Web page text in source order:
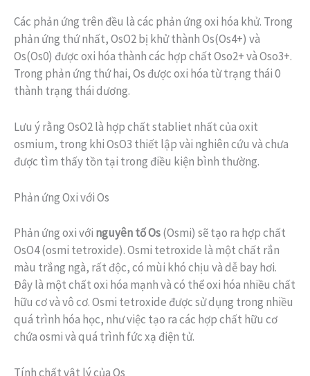
Các phản ứng trên đều là các phản ứng oxi hóa khử. Trong
phản ứng thứ nhất, OsO2 bị khử thành Os(Os4+) và
Os(Os0) được oxi hóa thành các hợp chất Oso2+ và Oso3+.
Trong phản ứng thứ hai, Os được oxi hóa từ trạng thái 0
thành trạng thái dương.
Lưu ý rằng OsO2 là hợp chất stabliet nhất của oxit
osmium, trong khi OsO3 thiết lập vài nghiên cứu và chưa
được tìm thấy tồn tại trong điều kiện bình thường.
Phản ứng Oxi với Os
Phản ứng oxi với nguyên tố Os(Osmi) sẽ tạo ra hợp chất
OsO4 (osmi tetroxide). Osmi tetroxide là một chất rắn
màu trắng ngà, rất độc, có mùi khó chịu và dễ bay hơi.
Đây là một chất oxi hóa mạnh và có thể oxi hóa nhiều chất
hữu cơ và vô cơ. Osmi tetroxide được sử dụng trong nhiều
quá trình hóa học, như việc tạo ra các hợp chất hữu cơ
chứa osmi và quá trình fức xạ điện tử.
Tính chất vật lý của Os